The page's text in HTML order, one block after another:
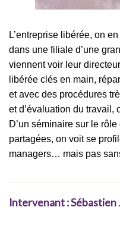
L’entreprise libérée, on
dans une filiale d’une
viennent voir leur
libérée clés en main,
et avec des procédures
et d’évaluation du travail,
D’un séminaire sur le
partagées, on voit se
managers… mais pas
Intervenant : Sébastien